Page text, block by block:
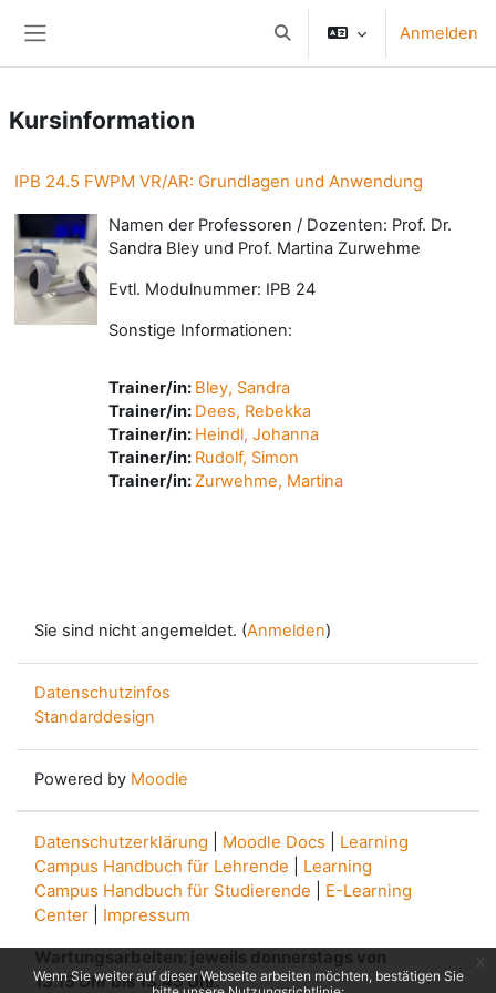
Wenn Sie weiter auf dieser Webseite arbeiten möchten, bestätigen Sie
Sucheingabe umschalten
Anmelden
Kursinformation
IPB 24.5 FWPM VR/AR: Grundlagen und Anwendung
Namen der Professoren / Dozenten: Prof. Dr.
Sandra Bley und Prof. Martina Zurwehme
Evtl. Modulnummer: IPB 24
Sonstige Informationen:
Trainer/in: Bley, Sandra
Trainer/in: Dees, Rebekka
Trainer/in: Heindl, Johanna
Trainer/in: Rudolf, Simon
Trainer/in: Zurwehme, Martina
Sie sind nicht angemeldet. (Anmelden)
Datenschutzinfos
Standarddesign
Powered by Moodle
Datenschutzerklärung Moodle Docs
Learning
Campus Handbuch für Lehrende
Learning
Campus Handbuch für Studierende
E-Learning
Center
Impressum
Wartungsarbeiten: jeweils donnerstags von
13.15 Uhr bis 13.45 Uhr.